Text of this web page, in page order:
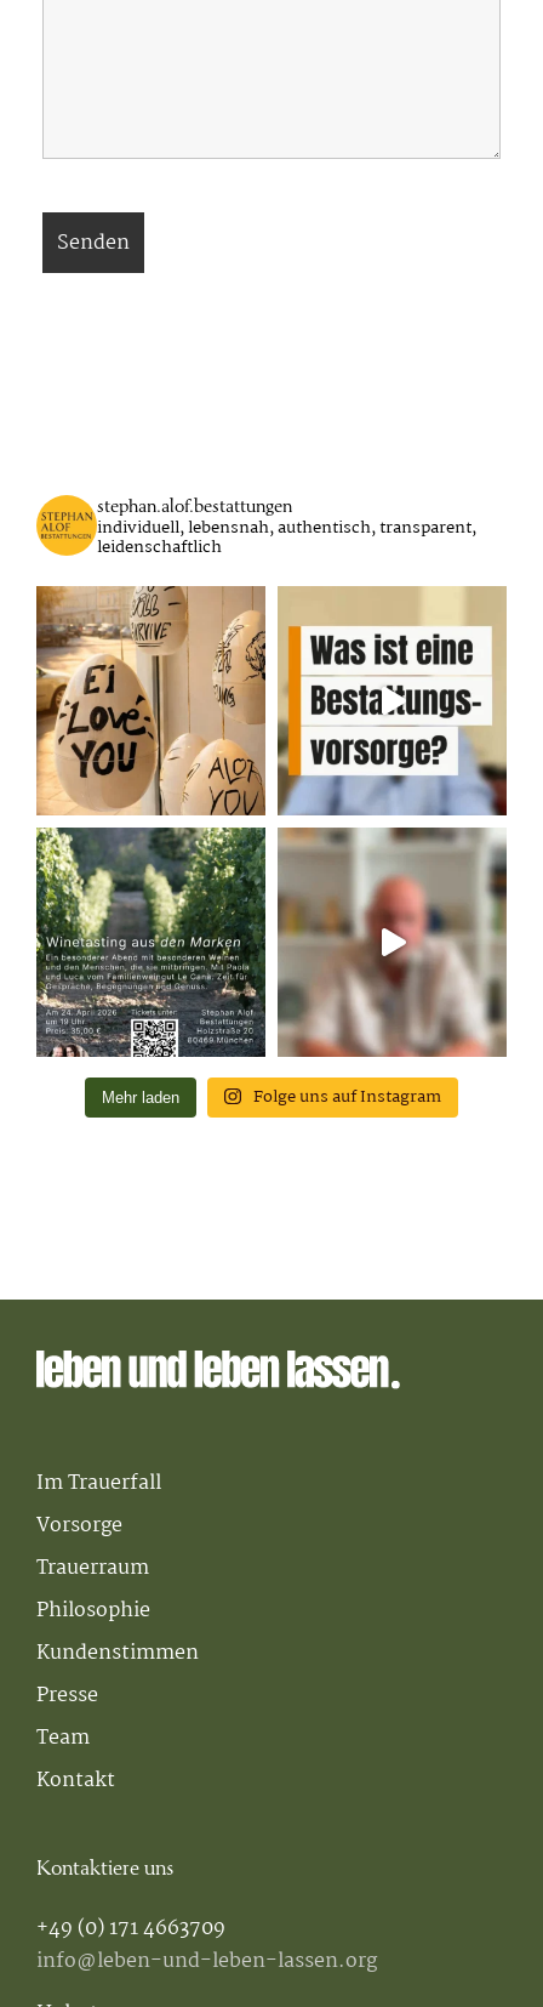
stephan.alof.bestattungen
individuell, lebensnah, authentisch, transparent,
leidenschaftlich
Mehr laden Folge uns auf Instagram
Im Trauerfall
Vorsorge
Trauerraum
Philosophie
Kundenstimmen
Presse
Team
Kontakt
Kontaktiere uns
+49 (0) 171 4663709
info@leben-und-leben-lassen.org